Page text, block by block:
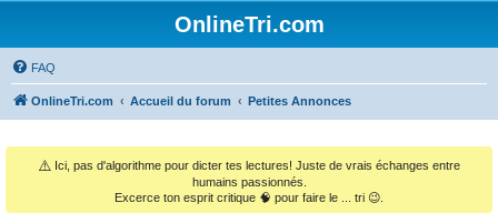
OnlineTri.com
FAQ
OnlineTri.com Accueil du forum Petites Annonces
⚠️ Ici, pas d'algorithme pour dicter tes lectures! Juste de vrais échanges entre
humains passionnés.
Excerce ton esprit critique 🧠 pour faire le ... tri 😉.